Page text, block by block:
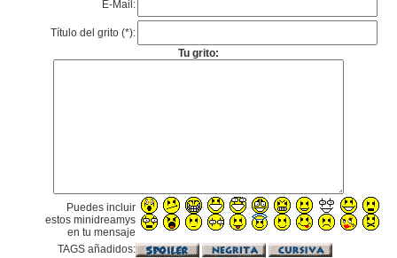
E-Mail:
Título del grito (*):
Tu grito:
Puedes incluir
estos minidreamys
en tu mensaje
TAGS añadidos: